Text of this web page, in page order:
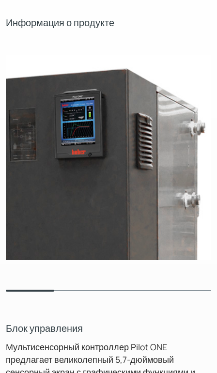
Информация о продукте
Блок управления
Мультисенсорный контроллер Pilot ONE
предлагает великолепный 5,7-дюймовый